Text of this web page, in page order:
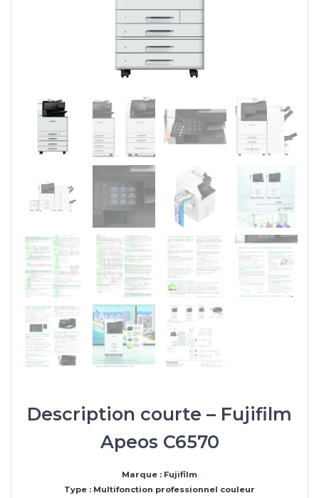
Description courte – Fujifilm
Apeos C6570
Marque : Fujifilm
Type : Multifonction professionnel couleur